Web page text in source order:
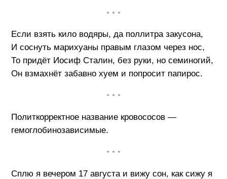
• • •
Если взять кило водяры, да поллитра закусона,
И соснуть марихуаны правым глазом через нос,
То придёт Иосиф Сталин, без руки, но семиногий,
Он взмахнёт забавно хуем и попросит папирос.
• • •
Политкорректное название кровососов —
гемоглобинозависимые.
• • •
Сплю я вечером 17 августа и вижу сон, как сижу я